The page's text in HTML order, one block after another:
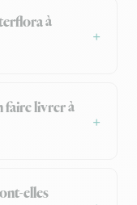
à
faire livrer à
elles